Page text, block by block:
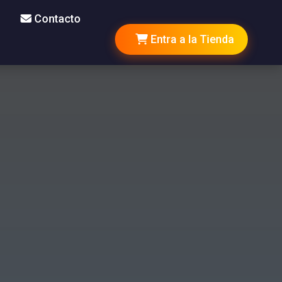
Contacto
Entra a la Tienda